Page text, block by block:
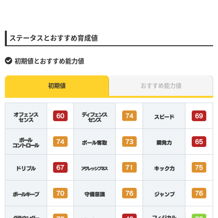
ステータスとおすすめ育成値
初期値とおすすめ能力値
初期値 おすすめ能力値